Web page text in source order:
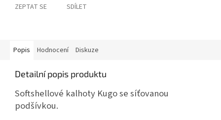
ZEPTAT SE SDÍLET
Popis Hodnocení Diskuze
Detailní popis produktu
Softshellové kalhoty Kugo se síťovanou
podšívkou.